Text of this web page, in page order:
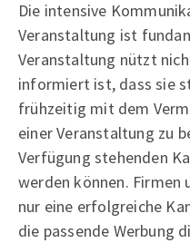
Die intensive
Veranstaltung ist
Veranstaltung nützt
informiert ist, dass sie
frühzeitig mit dem
einer Veranstaltung zu
Verfügung stehenden
werden können. Firmen
nur eine erfolgreiche
die passende Werbung